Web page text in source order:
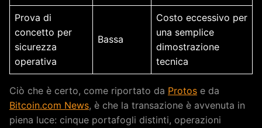
Prova di
concetto per
sicurezza
operativa
Bassa
Costo eccessivo per
una semplice
dimostrazione
tecnica
Ciò che è certo, come riportato da Protos e da
Bitcoin.com News, è che la transazione è avvenuta in
piena luce: cinque portafogli distinti, operazioni